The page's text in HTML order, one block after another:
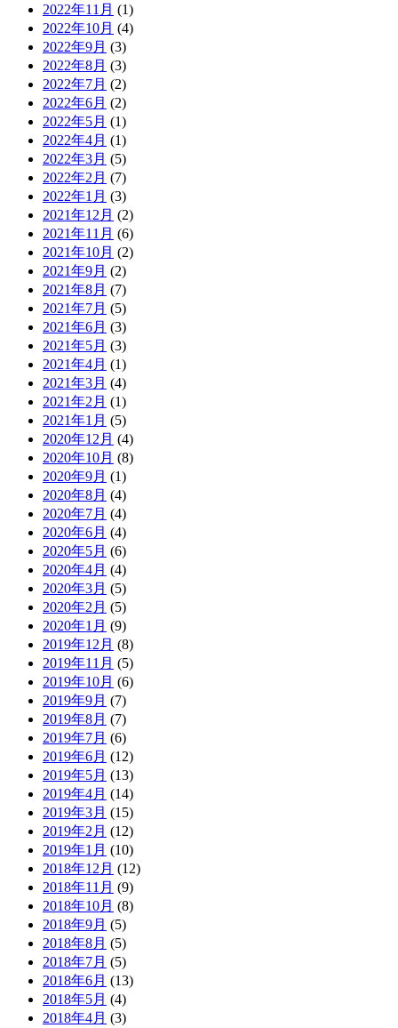
2022年11月 (1)
2022年10月 (4)
2022年9月 (3)
2022年8月 (3)
2022年7月 (2)
2022年6月 (2)
2022年5月 (1)
2022年4月 (1)
2022年3月 (5)
2022年2月 (7)
2022年1月 (3)
2021年12月 (2)
2021年11月 (6)
2021年10月 (2)
2021年9月 (2)
2021年8月 (7)
2021年7月 (5)
2021年6月 (3)
2021年5月 (3)
2021年4月 (1)
2021年3月 (4)
2021年2月 (1)
2021年1月 (5)
2020年12月 (4)
2020年10月 (8)
2020年9月 (1)
2020年8月 (4)
2020年7月 (4)
2020年6月 (4)
2020年5月 (6)
2020年4月 (4)
2020年3月 (5)
2020年2月 (5)
2020年1月 (9)
2019年12月 (8)
2019年11月 (5)
2019年10月 (6)
2019年9月 (7)
2019年8月 (7)
2019年7月 (6)
2019年6月 (12)
2019年5月 (13)
2019年4月 (14)
2019年3月 (15)
2019年2月 (12)
2019年1月 (10)
2018年12月 (12)
2018年11月 (9)
2018年10月 (8)
2018年9月 (5)
2018年8月 (5)
2018年7月 (5)
2018年6月 (13)
2018年5月 (4)
2018年4月 (3)